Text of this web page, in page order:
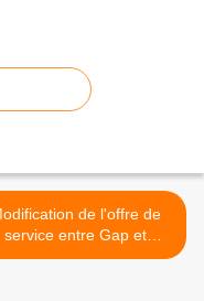
de l'offre de
service entre Gap et
Briançon à partir du 9